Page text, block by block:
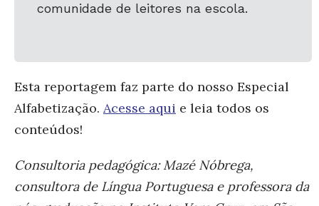
comunidade de leitores na escola.
Esta reportagem faz parte do nosso Especial
Alfabetização. Acesse aqui e leia todos os
conteúdos!
Consultoria pedagógica: Mazé Nóbrega,
consultora de Língua Portuguesa e professora da